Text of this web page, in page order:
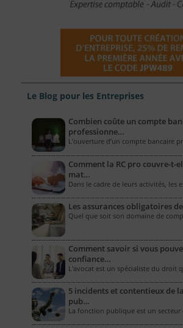
Le Blog pour les Entreprises
Combien coûte un compte
professionne…
L’ouverture d’un compte bancaire
Comment la RC pro couvre-t-
mat…
Dans le cadre de leurs activités, les
Les assurances obligatoires
Quel que soit son domaine de
Comment savoir si vous
confiance…
L'avocat est un spécialiste du droit
5 incidents et contentieux de
pub…
La fonction publique est un